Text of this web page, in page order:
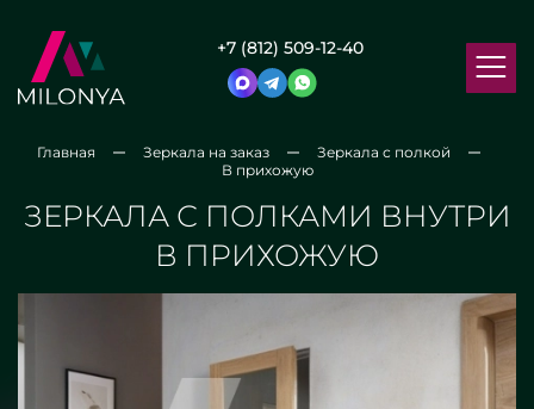
+7 (812) 509-12-40
Главная Зеркала на заказ
Зеркала с полкой
В прихожую
ЗЕРКАЛА С ПОЛКАМИ ВНУТРИ
В ПРИХОЖУЮ